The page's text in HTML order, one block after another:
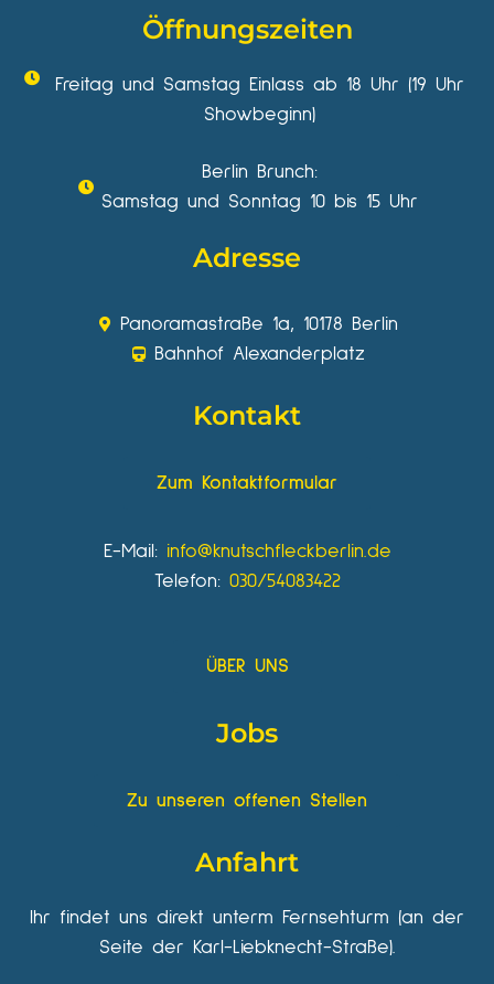
Öffnungszeiten
Freitag und Samstag Einlass ab 18 Uhr (19 Uhr
Showbeginn)
Berlin Brunch:
Samstag und Sonntag 10 bis 15 Uhr
Adresse
Panoramastraße 1a, 10178 Berlin
Bahnhof Alexanderplatz
Kontakt
Zum Kontaktformular
E-Mail: info@knutschfleckberlin.de
Telefon: 030/54083422
ÜBER UNS
Jobs
Zu unseren offenen Stellen
Anfahrt
Ihr findet uns direkt unterm Fernsehturm (an der
Seite der Karl-Liebknecht-Straße).